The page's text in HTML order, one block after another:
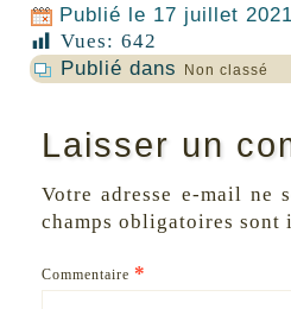
Publié le 17 juillet 2021
Vues: 642
Publié dans
Non classé
Laisser un
Votre adresse e-mail ne
champs obligatoires sont
Commentaire *